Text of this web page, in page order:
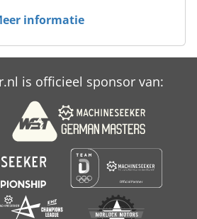
informatie
is officieel sponsor van: